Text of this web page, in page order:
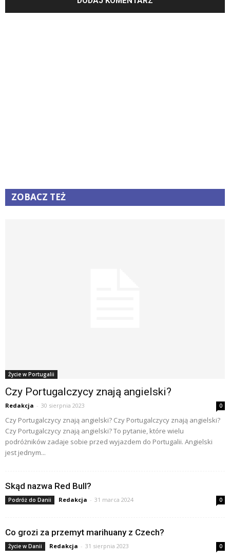
ZOBACZ TEŻ
Życie w Portugalii
Czy Portugalczycy znają angielski?
Redakcja - 30 sierpnia 2023 0
Czy Portugalczycy znają angielski? Czy Portugalczycy znają angielski?
Czy Portugalczycy znają angielski? To pytanie, które wielu
podróżników zadaje sobie przed wyjazdem do Portugalii. Angielski
jest jednym...
Skąd nazwa Red Bull?
Podróż do Danii Redakcja - 31 marca 2024 0
Co grozi za przemyt marihuany z Czech?
Życie w Danii Redakcja - 31 sierpnia 2023 0